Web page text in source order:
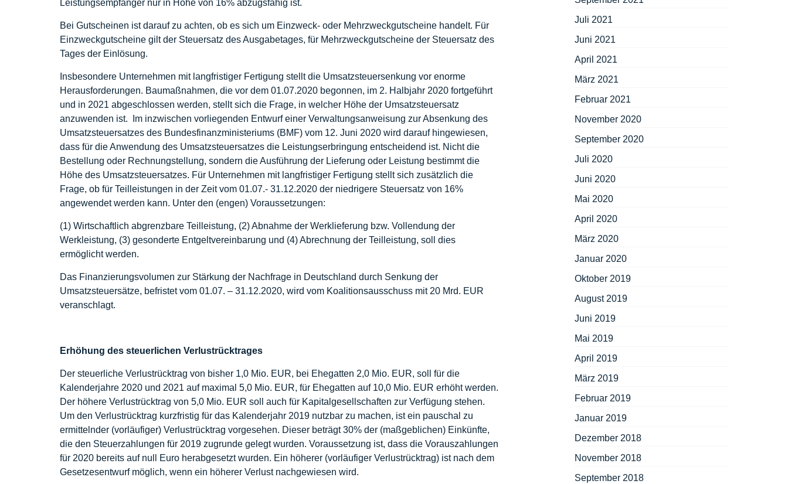
Leistungsempfänger nur in Höhe von 16% abzugsfähig ist.
Bei Gutscheinen ist darauf zu achten, ob es sich um Einzweck- oder Mehrzweckgutscheine handelt. Für
Einzweckgutscheine gilt der Steuersatz des Ausgabetages, für Mehrzweckgutscheine der Steuersatz des
Tages der Einlösung.
Insbesondere Unternehmen mit langfristiger Fertigung stellt die Umsatzsteuersenkung vor enorme
Herausforderungen. Baumaßnahmen, die vor dem 01.07.2020 begonnen, im 2. Halbjahr 2020 fortgeführt
und in 2021 abgeschlossen werden, stellt sich die Frage, in welcher Höhe der Umsatzsteuersatz
anzuwenden ist. Im inzwischen vorliegenden Entwurf einer Verwaltungsanweisung zur Absenkung des
Umsatzsteuersatzes des Bundesfinanzministeriums (BMF) vom 12. Juni 2020 wird darauf hingewiesen,
dass für die Anwendung des Umsatzsteuersatzes die Leistungserbringung entscheidend ist. Nicht die
Bestellung oder Rechnungstellung, sondern die Ausführung der Lieferung oder Leistung bestimmt die
Höhe des Umsatzsteuersatzes. Für Unternehmen mit langfristiger Fertigung stellt sich zusätzlich die
Frage, ob für Teilleistungen in der Zeit vom 01.07.- 31.12.2020 der niedrigere Steuersatz von 16%
angewendet werden kann. Unter den (engen) Voraussetzungen:
(1) Wirtschaftlich abgrenzbare Teilleistung, (2) Abnahme der Werklieferung bzw. Vollendung der
Werkleistung, (3) gesonderte Entgeltvereinbarung und (4) Abrechnung der Teilleistung, soll dies
ermöglicht werden.
Das Finanzierungsvolumen zur Stärkung der Nachfrage in Deutschland durch Senkung der
Umsatzsteuersätze, befristet vom 01.07. – 31.12.2020, wird vom Koalitionsausschuss mit 20 Mrd. EUR
veranschlagt.
Erhöhung des steuerlichen Verlustrücktrages
Der steuerliche Verlustrücktrag von bisher 1,0 Mio. EUR, bei Ehegatten 2,0 Mio. EUR, soll für die
Kalenderjahre 2020 und 2021 auf maximal 5,0 Mio. EUR, für Ehegatten auf 10,0 Mio. EUR erhöht werden.
Der höhere Verlustrücktrag von 5,0 Mio. EUR soll auch für Kapitalgesellschaften zur Verfügung stehen.
Um den Verlustrücktrag kurzfristig für das Kalenderjahr 2019 nutzbar zu machen, ist ein pauschal zu
ermittelnder (vorläufiger) Verlustrücktrag vorgesehen. Dieser beträgt 30% der (maßgeblichen) Einkünfte,
die den Steuerzahlungen für 2019 zugrunde gelegt wurden. Voraussetzung ist, dass die Vorauszahlungen
für 2020 bereits auf null Euro herabgesetzt wurden. Ein höherer (vorläufiger Verlustrücktrag) ist nach dem
Gesetzesentwurf möglich, wenn ein höherer Verlust nachgewiesen wird.
Juli 2021
Juni 2021
April 2021
März 2021
Februar 2021
November 2020
September 2020
Juli 2020
Juni 2020
Mai 2020
April 2020
März 2020
Januar 2020
Oktober 2019
August 2019
Juni 2019
Mai 2019
April 2019
März 2019
Februar 2019
Januar 2019
Dezember 2018
November 2018
September 2018